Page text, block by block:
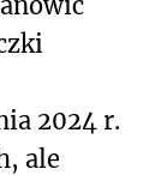
2024 r.
ale